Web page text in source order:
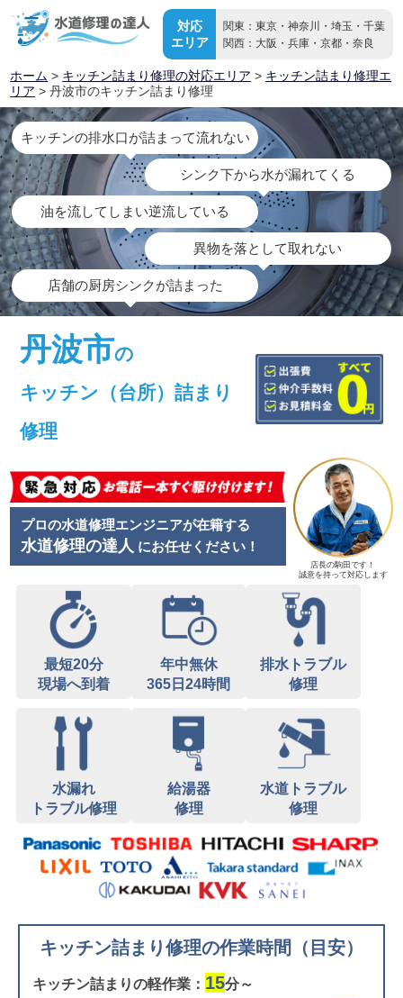
対応
エリア
関東：東京・神奈川・埼玉・千葉
関西：大阪・兵庫・京都・奈良
ホーム > キッチン詰まり修理の対応エリア > キッチン詰まり修理エ
リア > 丹波市のキッチン詰まり修理
キッチンの排水口が詰まって流れない
シンク下から水が漏れてくる
油を流してしまい逆流している
異物を落として取れない
店舗の厨房シンクが詰まった
丹波市の
キッチン（台所）詰まり
修理
プロの水道修理エンジニアが在籍する
水道修理の達人 にお任せください！
店長の駒田です！
誠意を持って対応します
最短20分
現場へ到着
年中無休
365日24時間
排水トラブル
修理
水漏れ
トラブル修理
給湯器
修理
水道トラブル
修理
キッチン詰まり修理の作業時間（目安）
キッチン詰まりの軽作業： 15分～